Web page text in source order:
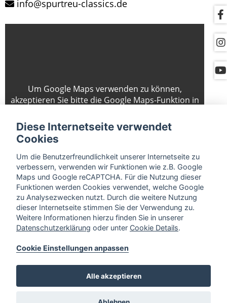
info@spurtreu-classics.de
Um Google Maps verwenden zu können,
akzeptieren Sie bitte die Google Maps-Funktion in
Diese Internetseite verwendet
Cookies
Um die Benutzerfreundlichkeit unserer Internetseite zu
verbessern, verwenden wir Funktionen wie z.B. Google
Maps und Google reCAPTCHA. Für die Nutzung dieser
Funktionen werden Cookies verwendet, welche Google
zu Analysezwecken nutzt. Durch die weitere Nutzung
dieser Internetseite stimmen Sie der Verwendung zu.
Weitere Informationen hierzu finden Sie in unserer
Datenschutzerklärung oder unter Cookie Details.
Cookie Einstellungen anpassen
Alle akzeptieren